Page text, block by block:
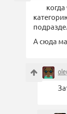
А сюда